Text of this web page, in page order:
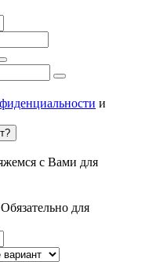
и
с Вами для
Обязательно для